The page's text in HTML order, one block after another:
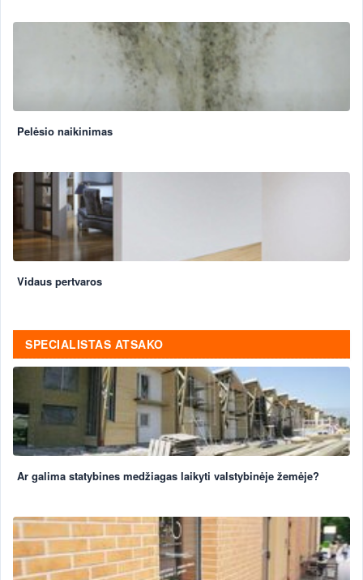
Pelėsio naikinimas
Vidaus pertvaros
SPECIALISTAS ATSAKO
Ar galima statybines medžiagas laikyti valstybinėje žemėje?